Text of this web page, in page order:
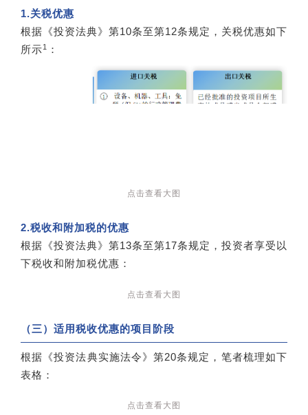
1.关税优惠
根据《投资法典》第10条至第12条规定，关税优惠如下
所示1 ：
点击查看大图
2.税收和附加税的优惠
根据《投资法典》第13条至第17条规定，投资者享受以
下税收和附加税优惠：
点击查看大图
（三）适用税收优惠的项目阶段
根据《投资法典实施法令》第20条规定，笔者梳理如下
表格：
点击查看大图